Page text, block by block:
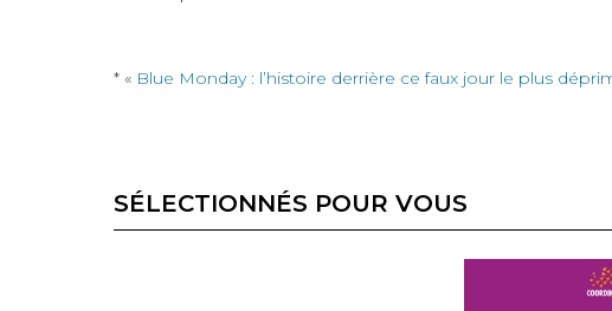
* « Blue Monday : l’histoire derrière ce faux jour le plus
SÉLECTIONNÉS POUR VOUS